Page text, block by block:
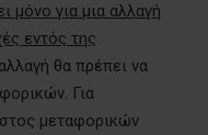
μόνο για μια αλλαγή
εντός της
θα πρέπει να
Για
μεταφορικών